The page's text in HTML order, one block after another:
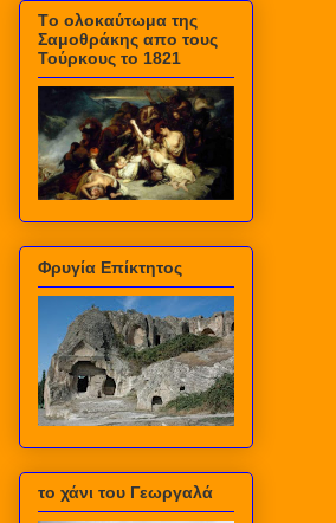
Τo ολοκαύτωμα της
Σαμοθράκης απο τους
Τούρκους το 1821
Φρυγία Επίκτητος
το χάνι του Γεωργαλά